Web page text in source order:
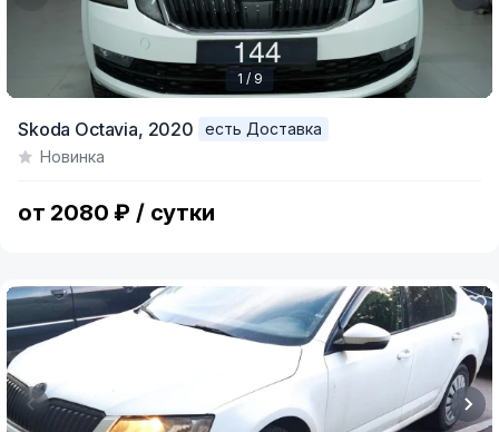
of
1 / 9
Skoda Octavia, 2020
есть Доставка
Новинка
от 2080 ₽ / сутки